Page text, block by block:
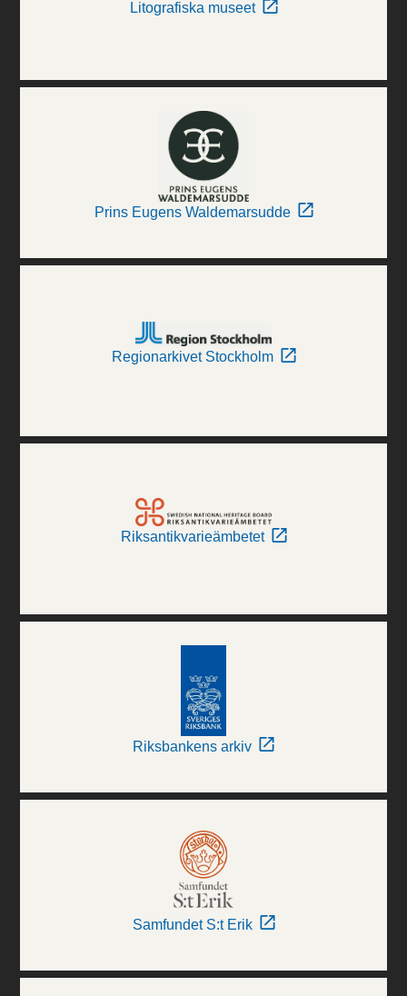
Litografiska museet
Prins Eugens Waldemarsudde
Regionarkivet Stockholm
Riksantikvarieämbetet
Riksbankens arkiv
Samfundet S:t Erik